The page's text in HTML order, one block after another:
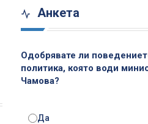
Анкета
Одобрявате ли
политика, която води
Чамова?
Да